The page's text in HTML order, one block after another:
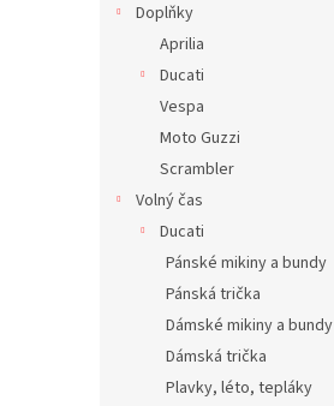
Doplňky
Aprilia
Ducati
Vespa
Moto Guzzi
Scrambler
Volný čas
Ducati
Pánské mikiny a bundy
Pánská trička
Dámské mikiny a bundy
Dámská trička
Plavky, léto, tepláky